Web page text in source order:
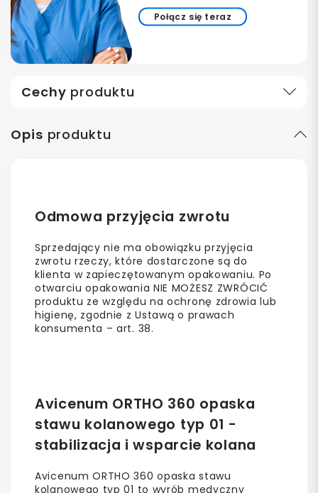
Połącz się teraz
Cechy produktu
Opis produktu
Odmowa przyjęcia zwrotu
Sprzedający nie ma obowiązku przyjęcia
zwrotu rzeczy, które dostarczone są do
klienta w zapieczętowanym opakowaniu. Po
otwarciu opakowania NIE MOŻESZ ZWRÓCIĆ
produktu ze względu na ochronę zdrowia lub
higienę, zgodnie z Ustawą o prawach
konsumenta – art. 38.
Avicenum ORTHO 360 opaska
stawu kolanowego typ 01 -
stabilizacja i wsparcie kolana
Avicenum ORTHO 360 opaska stawu
kolanowego typ 01 to wyrób medyczny